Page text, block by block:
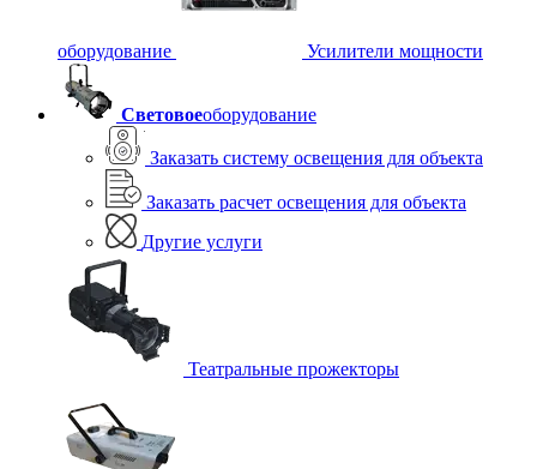
оборудование Усилители мощности
Световоеоборудование
Заказать систему освещения для объекта
Заказать расчет освещения для объекта
Другие услуги
Театральные прожекторы